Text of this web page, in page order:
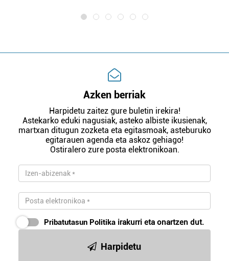
Azken berriak
Harpidetu zaitez gure buletin irekira!
Astekarko eduki nagusiak, asteko albiste ikusienak,
martxan ditugun zozketa eta egitasmoak, asteburuko
egitarauen agenda eta askoz gehiago!
Ostiralero zure posta elektronikoan.
Pribatutasun Politika irakurri eta onartzen dut.
Harpidetu